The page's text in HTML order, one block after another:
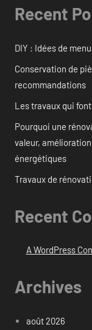
Recent
DIY : Idées de
Conservation de
recommandations
Les travaux qui
Pourquoi une
valeur,
énergétiques
Travaux de
Recent
A WordPress
Archives
août 2026